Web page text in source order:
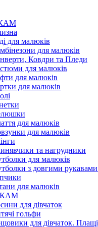
для малюків
для малюків
Ковдри та Пледи
для малюків
для малюків
для малюків
для малюків
для малюків
та нагрудники
для малюків
з довгими
для малюків
для дівчаток
гольфи
для дівчаток.